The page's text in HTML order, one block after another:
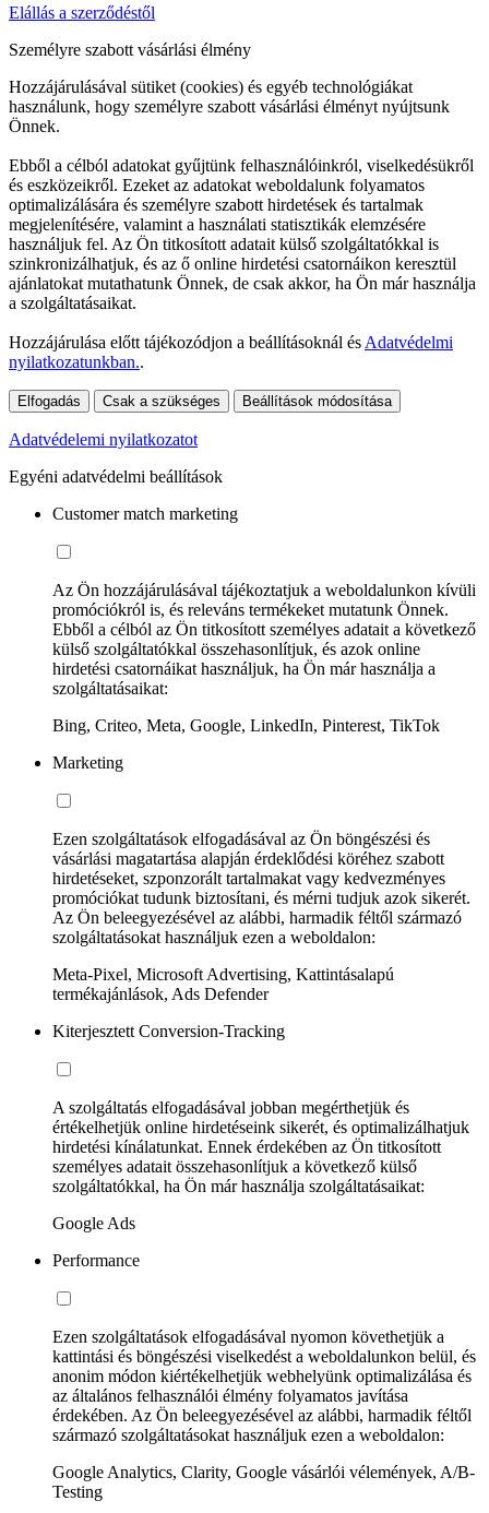
Elállás a szerződéstől
Személyre szabott vásárlási élmény
Hozzájárulásával sütiket (cookies) és egyéb technológiákat
használunk, hogy személyre szabott vásárlási élményt nyújtsunk
Önnek.
Ebből a célból adatokat gyűjtünk felhasználóinkról, viselkedésükről
és eszközeikről. Ezeket az adatokat weboldalunk folyamatos
optimalizálására és személyre szabott hirdetések és tartalmak
megjelenítésére, valamint a használati statisztikák elemzésére
használjuk fel. Az Ön titkosított adatait külső szolgáltatókkal is
szinkronizálhatjuk, és az ő online hirdetési csatornáikon keresztül
ajánlatokat mutathatunk Önnek, de csak akkor, ha Ön már használja
a szolgáltatásaikat.
Hozzájárulása előtt tájékozódjon a beállításoknál és Adatvédelmi
nyilatkozatunkban..
Elfogadás Csak a szükséges Beállítások módosítása
Adatvédelemi nyilatkozatot
Egyéni adatvédelmi beállítások
Customer match marketing
Az Ön hozzájárulásával tájékoztatjuk a weboldalunkon kívüli
promóciókról is, és releváns termékeket mutatunk Önnek.
Ebből a célból az Ön titkosított személyes adatait a következő
külső szolgáltatókkal összehasonlítjuk, és azok online
hirdetési csatornáikat használjuk, ha Ön már használja a
szolgáltatásaikat:
Bing, Criteo, Meta, Google, LinkedIn, Pinterest, TikTok
Marketing
Ezen szolgáltatások elfogadásával az Ön böngészési és
vásárlási magatartása alapján érdeklődési köréhez szabott
hirdetéseket, szponzorált tartalmakat vagy kedvezményes
promóciókat tudunk biztosítani, és mérni tudjuk azok sikerét.
Az Ön beleegyezésével az alábbi, harmadik féltől származó
szolgáltatásokat használjuk ezen a weboldalon:
Meta-Pixel, Microsoft Advertising, Kattintásalapú
termékajánlások, Ads Defender
Kiterjesztett Conversion-Tracking
A szolgáltatás elfogadásával jobban megérthetjük és
értékelhetjük online hirdetéseink sikerét, és optimalizálhatjuk
hirdetési kínálatunkat. Ennek érdekében az Ön titkosított
személyes adatait összehasonlítjuk a következő külső
szolgáltatókkal, ha Ön már használja szolgáltatásaikat:
Google Ads
Performance
Ezen szolgáltatások elfogadásával nyomon követhetjük a
kattintási és böngészési viselkedést a weboldalunkon belül, és
anonim módon kiértékelhetjük webhelyünk optimalizálása és
az általános felhasználói élmény folyamatos javítása
érdekében. Az Ön beleegyezésével az alábbi, harmadik féltől
származó szolgáltatásokat használjuk ezen a weboldalon:
Google Analytics, Clarity, Google vásárlói vélemények, A/B-
Testing